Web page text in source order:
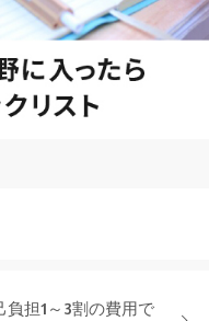
担1～3割の費用で